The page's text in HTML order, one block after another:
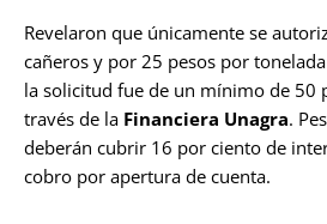
Revelaron que únicamente se
cañeros y por 25 pesos por
la solicitud fue de un mínimo de 50
través de la Financiera Unagra.
deberán cubrir 16 por ciento de
cobro por apertura de cuenta.